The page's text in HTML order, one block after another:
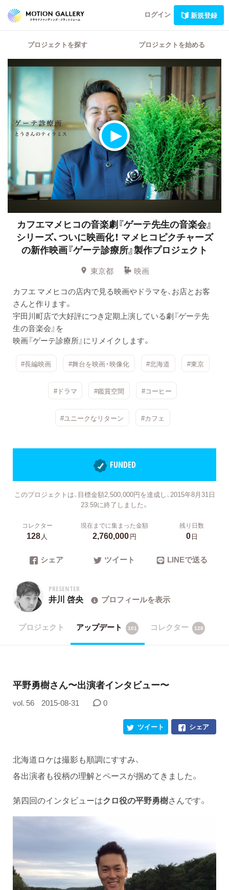
ログイン 新規登録
プロジェクトを探す プロジェクトを始める
カフエマメヒコの音楽劇『ゲーテ先生の音楽会』
シリーズ、ついに映画化！ マメヒコピクチャーズ
の新作映画『ゲーテ診療所』製作プロジェクト
東京都
映画
カフエ マメヒコの店内で見る映画やドラマを、お店とお客
さんと作ります。
宇田川町店で大好評につき定期上演している劇『ゲーテ先
生の音楽会』を
映画『ゲーテ診療所』にリメイクします。
#長編映画 #舞台を映画・映像化 #北海道 #東京
#ドラマ #鑑賞空間 #コーヒー
#ユニークなリターン #カフェ
FUNDED
このプロジェクトは、目標金額2,500,000円を達成し、2015年8月31日
23:59に終了しました。
コレクター
128人
現在までに集まった金額
2,760,000円
残り日数
0日
シェア ツイート LINEで送る
PRESENTER
井川 啓央 プロフィールを表示
プロジェクト アップデート 101 コレクター 128
平野勇樹さん〜出演者インタビュー〜
vol. 56 2015-08-31 0
シェア
ツイート
北海道ロケは撮影も順調にすすみ、
各出演者も役柄の理解とペースが掴めてきました。
第四回のインタビューはクロ役の平野勇樹さんです。